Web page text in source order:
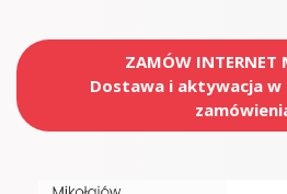
ZAMÓW INTERNET
Dostawa i aktywacja w